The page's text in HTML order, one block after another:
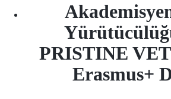
PRISTINE
Erasmus+